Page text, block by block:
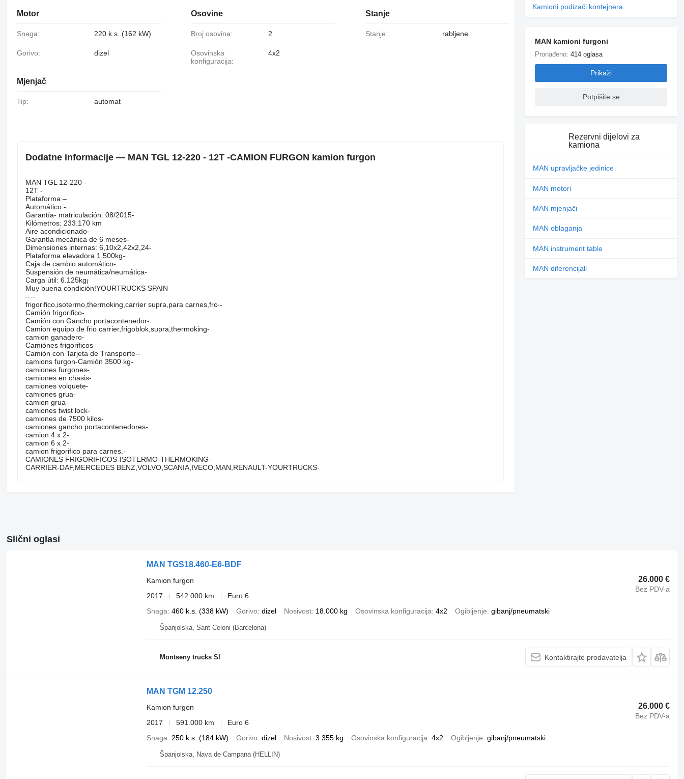
Motor
Snaga: 220 k.s. (162 kW)
Gorivo: dizel
Mjenjač
Tip: automat
Osovine
Broj osovina: 2
Osovinska
konfiguracija:
4x2
Stanje
Stanje: rabljene
Dodatne informacije — MAN TGL 12-220 - 12T -CAMION FURGON kamion furgon
MAN TGL 12-220 -
12T -
Plataforma –
Automático -
Garantía- matriculación: 08/2015-
Kilómetros: 233.170 km
Aire acondicionado-
Garantía mecánica de 6 meses-
Dimensiones internas: 6,10x2,42x2,24-
Plataforma elevadora 1.500kg-
Caja de cambio automático-
Suspensión de neumática/neumática-
Carga útil: 6.125kg¡
Muy buena condición!YOURTRUCKS SPAIN
----
frigorifico,isotermo,thermoking,carrier supra,para carnes,frc--
Camión frigorifico-
Camión con Gancho portacontenedor-
Camion equipo de frio carrier,frigoblok,supra,thermoking-
camion ganadero-
Camiónes frigorificos-
Camión con Tarjeta de Transporte--
camions furgon-Camión 3500 kg-
camiones furgones-
camiones en chasis-
camiones volquete-
camiones grua-
camion grua-
camiones twist lock-
camiones de 7500 kilos-
camiones gancho portacontenedores-
camion 4 x 2-
camion 6 x 2-
camion frigorifico para carnes.-
CAMIONES FRIGORIFICOS-ISOTERMO-THERMOKING-
CARRIER-DAF,MERCEDES BENZ,VOLVO,SCANIA,IVECO,MAN,RENAULT-YOURTRUCKS-
Kamioni podizači kontejnera
MAN kamioni furgoni
Pronađeno:414 oglasa
Prikaži
Potpišite se
Rezervni dijelovi za
kamiona
MAN upravljačke jedinice
MAN motori
MAN mjenjači
MAN oblaganja
MAN instrument table
MAN diferencijali
Slični oglasi
MAN TGS18.460-E6-BDF
26.000 €
Bez PDV-a
Kamion furgon
2017
542.000 km
Euro 6
Snaga 460 k.s. (338 kW) Gorivo dizel Nosivost 18.000 kg Osovinska konfiguracija 4x2 Ogibljenje gibanj/pneumatski
Španjolska, Sant Celoni (Barcelona)
Montseny trucks Sl Kontaktirajte prodavatelja
MAN TGM 12.250
26.000 €
Bez PDV-a
Kamion furgon
2017
591.000 km
Euro 6
Snaga
250 k.s. (184 kW) Gorivo dizel Nosivost 3.355 kg Osovinska konfiguracija 4x2 Ogibljenje gibanj/pneumatski
Španjolska, Nava de Campana (HELLIN)